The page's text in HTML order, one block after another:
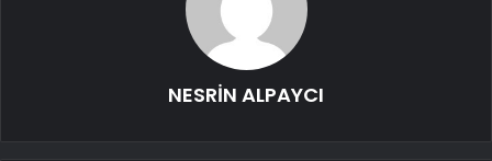
NESRİN ALPAYCI